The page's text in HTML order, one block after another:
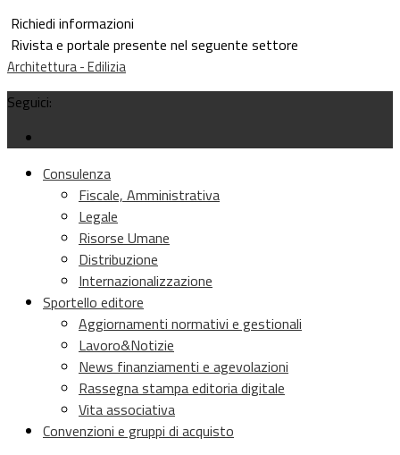
Richiedi informazioni
Rivista e portale presente nel seguente settore
Architettura - Edilizia
Seguici:
Consulenza
Fiscale, Amministrativa
Legale
Risorse Umane
Distribuzione
Internazionalizzazione
Sportello editore
Aggiornamenti normativi e gestionali
Lavoro&Notizie
News finanziamenti e agevolazioni
Rassegna stampa editoria digitale
Vita associativa
Convenzioni e gruppi di acquisto